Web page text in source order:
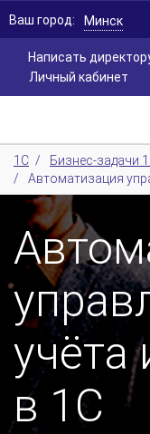
Написать
Личный кабинет
Ваш город: Минск
1С /
Бизнес-задачи
/
Автоматизация
учёта
в 1С